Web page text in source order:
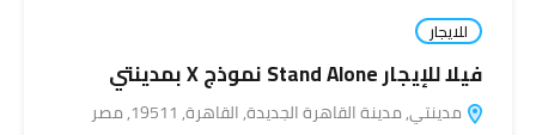
للايجار
فيلا للإيجار Stand Alone نموذج X بمدينتي
مدينتي, مدينة القاهرة الجديدة, القاهرة, 19511, مصر